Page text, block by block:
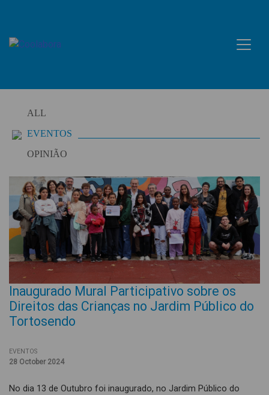
content
ALL
EVENTOS
OPINIÃO
Inaugurado Mural Participativo sobre os
Direitos das Crianças no Jardim Público do
Tortosendo
EVENTOS
28 October 2024
No dia 13 de Outubro foi inaugurado, no Jardim Público do